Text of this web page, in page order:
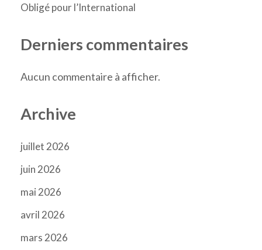
Obligé pour l’International
Derniers commentaires
Aucun commentaire à afficher.
Archive
juillet 2026
juin 2026
mai 2026
avril 2026
mars 2026